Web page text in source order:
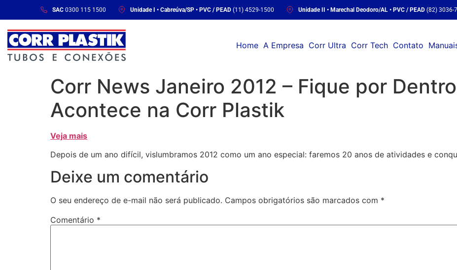
SAC0300 115 1500 Unidade I • Cabreúva/SP • PVC / PEAD(11) 4529-1500 Unidade II • Marechal Deodoro/AL • PVC / PEAD(82) 3036-
Home A Empresa Corr Ultra Corr Tech Contato
Corr News Janeiro 2012 – Fique por
Acontece na Corr Plastik
Veja mais
Depois de um ano difícil, vislumbramos 2012 como um ano especial: faremos 20 anos de atividades e
Deixe um comentário
O seu endereço de e-mail não será publicado. Campos obrigatórios são marcados com *
Comentário *